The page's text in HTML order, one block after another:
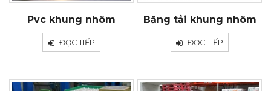
Pvc khung nhôm
ĐỌC TIẾP
Băng tải khung nhôm
ĐỌC TIẾP